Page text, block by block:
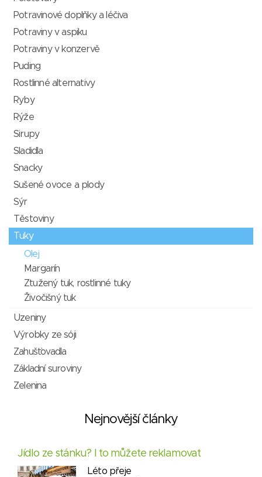
Potravinové doplňky a léčiva
Potraviny v aspiku
Potraviny v konzervě
Puding
Rostlinné alternativy
Ryby
Rýže
Sirupy
Sladidla
Snacky
Sušené ovoce a plody
Sýr
Těstoviny
Tuky
Olej
Margarín
Ztužený tuk, rostlinné tuky
Živočišný tuk
Uzeniny
Výrobky ze sóji
Zahušťovadla
Základní suroviny
Zelenina
Nejnovější články
Jídlo ze stánku? I to můžete reklamovat
Léto přeje